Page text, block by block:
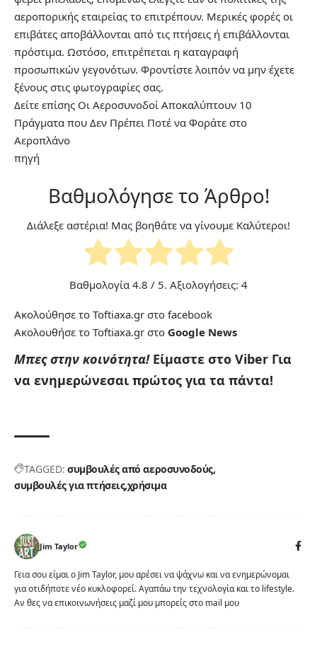
αεροπορικής εταιρείας το επιτρέπουν. Μερικές φορές οι
επιβάτες αποβάλλονται από τις πτήσεις ή επιβάλλονται
πρόστιμα. Ωστόσο, επιτρέπεται η καταγραφή
προσωπικών γεγονότων. Φροντίστε λοιπόν να μην έχετε
ξένους στις φωτογραφίες σας.
Δείτε επίσης Οι Αεροσυνοδοί Αποκαλύπτουν 10
Πράγματα που Δεν Πρέπει Ποτέ να Φοράτε στο
Αεροπλάνο
πηγή
Βαθμολόγησε το Άρθρο!
Διάλεξε αστέρια! Μας βοηθάτε να γίνουμε Καλύτεροι!
Βαθμολογία 4.8 / 5. Αξιολογήσεις: 4
Ακολούθησε το Toftiaxa.gr στο facebook
Ακολουθήσε το Toftiaxa.gr στο Google News
Μπες στην κοινότητα! Είμαστε στο Viber Για
να ενημερώνεσαι πρώτος για τα πάντα!
TAGGED: συμβουλές από αεροσυνοδούς
συμβουλές για πτήσεις χρήσιμα
Jim Taylor
Γεια σου είμαι ο Jim Taylor, μου αρέσει να ψάχνω και να ενημερώνομαι
για οτιδήποτε νέο κυκλοφορεί. Αγαπάω την τεχνολογία και το lifestyle.
Αν θες να επικοινωνήσεις μαζί μου μπορείς στο mail μου